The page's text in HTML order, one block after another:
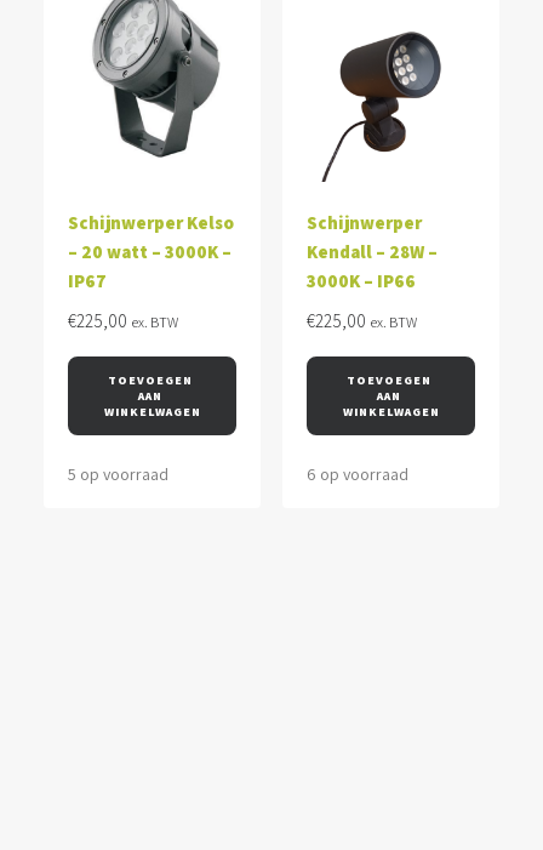
Schijnwerper Kelso
– 20 watt – 3000K –
IP67
€225,00 ex. BTW
TOEVOEGEN
AAN
WINKELWAGEN
5 op voorraad
Schijnwerper
Kendall – 28W –
3000K – IP66
€225,00 ex. BTW
TOEVOEGEN
AAN
WINKELWAGEN
6 op voorraad